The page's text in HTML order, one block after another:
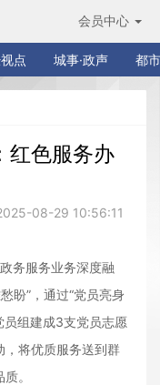
会员中心
点 城事·政声 都
红色服务办
08-29 10:56:11
务服务业务深度融
盼”，通过“党员亮身
员组建成3支党员志愿
，将优质服务送到群
质。